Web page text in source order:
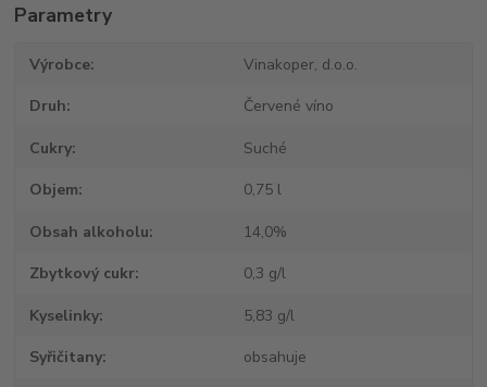
Parametry
Výrobce Vinakoper, d.o.o.
Druh Červené víno
Cukry Suché
Objem 0,75 l
Obsah alkoholu 14,0%
Zbytkový cukr 0,3 g/l
Kyselinky 5,83 g/l
Syřičitany obsahuje